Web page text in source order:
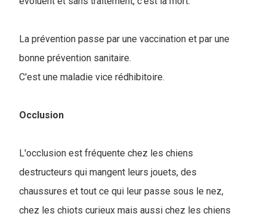
La prévention passe par une vaccination et par une
bonne prévention sanitaire.
C'est une maladie vice rédhibitoire.
Occlusion
L'occlusion est fréquente chez les chiens
destructeurs qui mangent leurs jouets, des
chaussures et tout ce qui leur passe sous le nez,
chez les chiots curieux mais aussi chez les chiens